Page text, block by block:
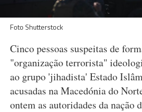
Foto Shutterstock
Cinco pessoas suspeitas de
"organização terrorista"
ao grupo 'jihadista' Estado
acusadas na Macedónia do
ontem as autoridades da nação